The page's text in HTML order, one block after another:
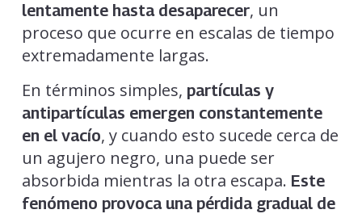
lentamente hasta desaparecer, un
proceso que ocurre en escalas de tiempo
extremadamente largas.
En términos simples, partículas y
antipartículas emergen constantemente
en el vacío, y cuando esto sucede cerca de
un agujero negro, una puede ser
absorbida mientras la otra escapa. Este
fenómeno provoca una pérdida gradual de